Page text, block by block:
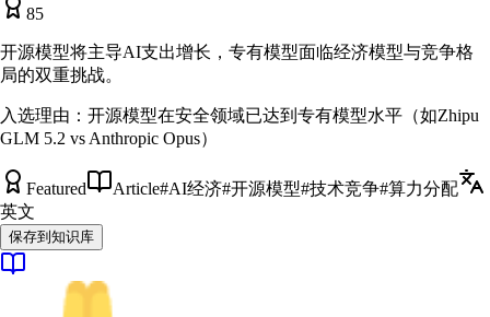
85
开源模型将主导AI支出增长，专有模型面临经济模型与竞争格
局的双重挑战。
入选理由： 开源模型在安全领域已达到专有模型水平（如Zhipu
GLM 5.2 vs Anthropic Opus）
Featured Article#AI经济#开源模型#技术竞争#算力分配
英文
保存到知识库